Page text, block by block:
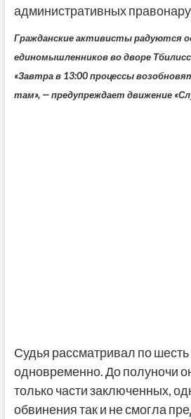
административных
Гражданские активисты радуются
единомышленников во дворе
«Завтра в 13:00 процессы
там», — предупреждает движение
Судья рассматривал по
одновременно. До полуночи
только части заключенных,
обвинения так и не смогла